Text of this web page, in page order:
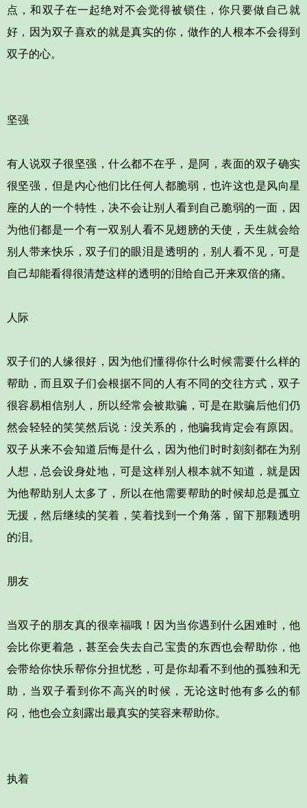
点，和双子在一起绝对不会觉得被锁住，你只要做自己就
好，因为双子喜欢的就是真实的你，做作的人根本不会得到
双子的心。
坚强
有人说双子很坚强，什么都不在乎，是阿，表面的双子确实
很坚强，但是内心他们比任何人都脆弱，也许这也是风向星
座的人的一个特性，决不会让别人看到自己脆弱的一面，因
为他们都是一个有一双别人看不见翅膀的天使，天生就会给
别人带来快乐，双子们的眼泪是透明的，别人看不见，可是
自己却能看得很清楚这样的透明的泪给自己开来双倍的痛。
人际
双子们的人缘很好，因为他们懂得你什么时候需要什么样的
帮助，而且双子们会根据不同的人有不同的交往方式，双子
很容易相信别人，所以经常会被欺骗，可是在欺骗后他们仍
然会轻轻的笑笑然后说：没关系的，他骗我肯定会有原因。
双子从来不会知道后悔是什么，因为他们时时刻刻都在为别
人想，总会设身处地，可是这样别人根本就不知道，就是因
为他帮助别人太多了，所以在他需要帮助的时候却总是孤立
无援，然后继续的笑着，笑着找到一个角落，留下那颗透明
的泪。
朋友
当双子的朋友真的很幸福哦！因为当你遇到什么困难时，他
会比你更着急，甚至会失去自己宝贵的东西也会帮助你，他
会带给你快乐帮你分担忧愁，可是你却看不到他的孤独和无
助，当双子看到你不高兴的时候，无论这时他有多么的郁
闷，他也会立刻露出最真实的笑容来帮助你。
执着